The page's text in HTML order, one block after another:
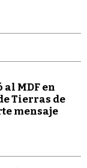
MDF en
Tierras de
mensaje